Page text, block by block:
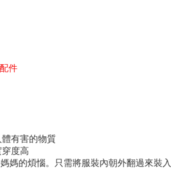
件
有害的物質
度高
媽的煩惱。只需將服裝內朝外翻過來裝